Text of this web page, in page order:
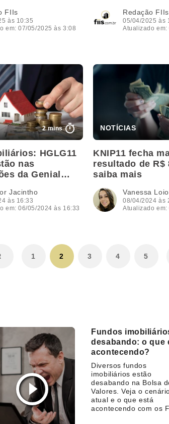
FIIs
às 10:35
em: 07/05/2025 às 3:08
Redação FIIs
05/04/2025 às
Atualizado em:
2 mins
HGLG11
nas
da Genial
Jacintho
às 16:33
em: 06/05/2024 às 16:33
KNIP11 fecha
resultado de R$
saiba mais
Vanessa
08/04/2024 às
Atualizado em:
1 2 3 4 5
Fundos
desabando: o que
acontecendo?
Diversos fundos
imobiliários estão
desabando na Bolsa
Valores. Veja o
atual e o que está
acontecendo com os